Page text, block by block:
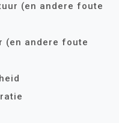
(en andere foute
(en andere foute